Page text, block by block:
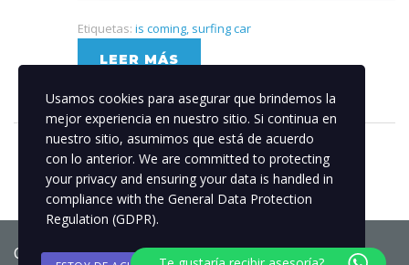
Etiquetas: is coming, surfing car
LEER MÁS
Copyright © 2025 Globos.Col
Usamos cookies para asegurar que brindemos la
mejor experiencia en nuestro sitio. Si continua en
nuestro sitio, asumimos que está de acuerdo
con lo anterior. We are committed to protecting
your privacy and ensuring your data is handled in
compliance with the General Data Protection
Regulation (GDPR).